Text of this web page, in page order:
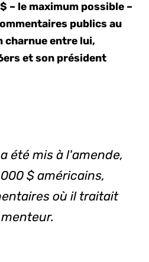
– le maximum possible –
publics au
charnue entre lui,
et son président
été mis à l'amende,
$ américains,
où il traitait